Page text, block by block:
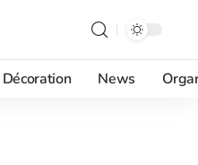
Décoration News